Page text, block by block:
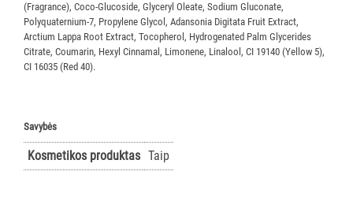
SLAUGOS
PREKĖS
KOSMETIKA
VIEŠBUČIAMS
Visi
(Fragrance), Coco-Glucoside, Glyceryl Oleate, Sodium Gluconate,
Polyquaternium-7, Propylene Glycol, Adansonia Digitata Fruit Extract,
Arctium Lappa Root Extract, Tocopherol, Hydrogenated Palm Glycerides
Citrate, Coumarin, Hexyl Cinnamal, Limonene, Linalool, CI 19140 (Yellow 5),
CI 16035 (Red 40).
Savybės
Kosmetikos produktas Taip